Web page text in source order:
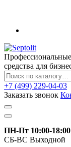
средства для
+7 (499) 229-04-03
Заказать звонок
ПН-Пт 10:00-18:00
СБ-ВС Выходной